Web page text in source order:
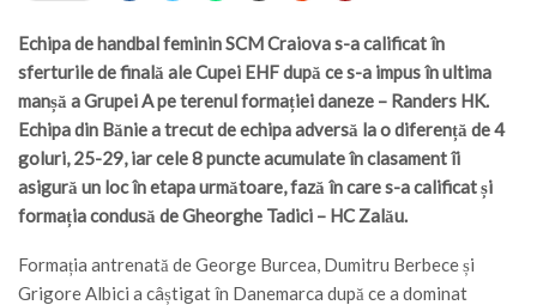
Echipa de handbal feminin SCM Craiova s-a calificat în
sferturile de finală ale Cupei EHF după ce s-a impus în ultima
manșă a Grupei A pe terenul formației daneze – Randers HK.
Echipa din Bănie a trecut de echipa adversă la o diferență de 4
goluri, 25-29, iar cele 8 puncte acumulate în clasament îi
asigură un loc în etapa următoare, fază în care s-a calificat și
formația condusă de Gheorghe Tadici – HC Zalău.
Formația antrenată de George Burcea, Dumitru Berbece și
Grigore Albici a câștigat în Danemarca după ce a dominat